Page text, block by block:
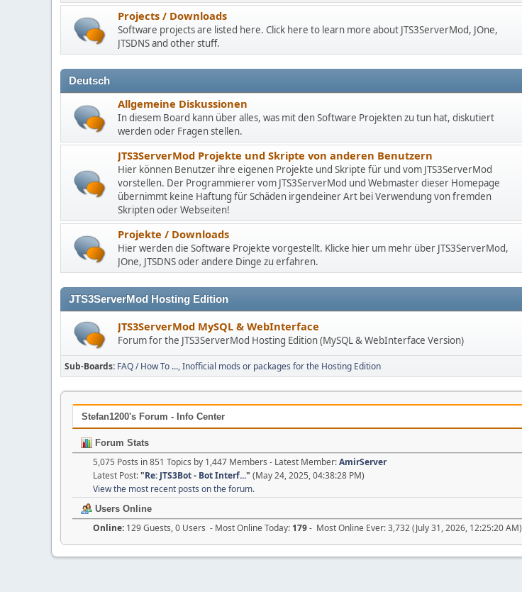
Projects / Downloads
Software projects are listed here. Click here to learn more about JTS3ServerMod, JOne,
JTSDNS and other stuff.
Deutsch
Allgemeine Diskussionen
In diesem Board kann über alles, was mit den Software Projekten zu tun hat, diskutiert
werden oder Fragen stellen.
JTS3ServerMod Projekte und Skripte von anderen Benutzern
Hier können Benutzer ihre eigenen Projekte und Skripte für und vom JTS3ServerMod
vorstellen. Der Programmierer vom JTS3ServerMod und Webmaster dieser Homepage
übernimmt keine Haftung für Schäden irgendeiner Art bei Verwendung von fremden
Skripten oder Webseiten!
Projekte / Downloads
Hier werden die Software Projekte vorgestellt. Klicke hier um mehr über JTS3ServerMod,
JOne, JTSDNS oder andere Dinge zu erfahren.
JTS3ServerMod Hosting Edition
JTS3ServerMod MySQL & WebInterface
Forum for the JTS3ServerMod Hosting Edition (MySQL & WebInterface Version)
Sub-Boards FAQ / How To ... Inofficial mods or packages for the Hosting Edition
Stefan1200's Forum - Info Center
Forum Stats
5,075 Posts in 851 Topics by 1,447 Members - Latest Member:AmirServer
Latest Post:"Re: JTS3Bot - Bot Interf..." (May 24, 2025, 04:38:28 PM)
View the most recent posts on the forum.
Users Online
Online: 129 Guests, 0 Users - Most Online Today: 179- Most Online Ever: 3,732 (July 31, 2026, 12:25:20 AM)